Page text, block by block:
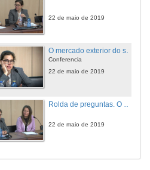
22 de maio de 2019
O mercado exterior do sector editorial español
Conferencia
22 de maio de 2019
22 de maio de 2019